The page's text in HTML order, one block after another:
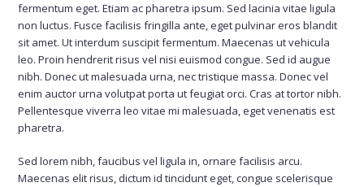
fermentum eget. Etiam ac pharetra ipsum. Sed lacinia vitae ligula
non luctus. Fusce facilisis fringilla ante, eget pulvinar eros blandit
sit amet. Ut interdum suscipit fermentum. Maecenas ut vehicula
leo. Proin hendrerit risus vel nisi euismod congue. Sed id augue
nibh. Donec ut malesuada urna, nec tristique massa. Donec vel
enim auctor urna volutpat porta ut feugiat orci. Cras at tortor nibh.
Pellentesque viverra leo vitae mi malesuada, eget venenatis est
pharetra.
Sed lorem nibh, faucibus vel ligula in, ornare facilisis arcu.
Maecenas elit risus, dictum id tincidunt eget, congue scelerisque